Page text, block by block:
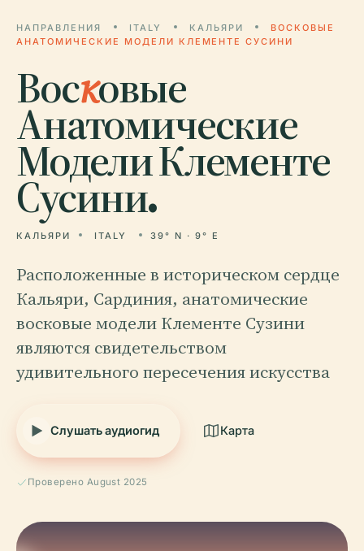
НАПРАВЛЕНИЯ ITALY КАЛЬЯРИ
ВОСКОВЫЕ
АНАТОМИЧЕСКИЕ МОДЕЛИ КЛЕМЕНТЕ СУСИНИ
Восковые
Анатомические
Модели Клементе
Сусини.
КАЛЬЯРИ ITALY 39° N · 9° E
Расположенные в историческом сердце
Кальяри, Сардиния, анатомические
восковые модели Клементе Сузини
являются свидетельством
удивительного пересечения искусства
Слушать аудиогид Карта
Проверено August 2025